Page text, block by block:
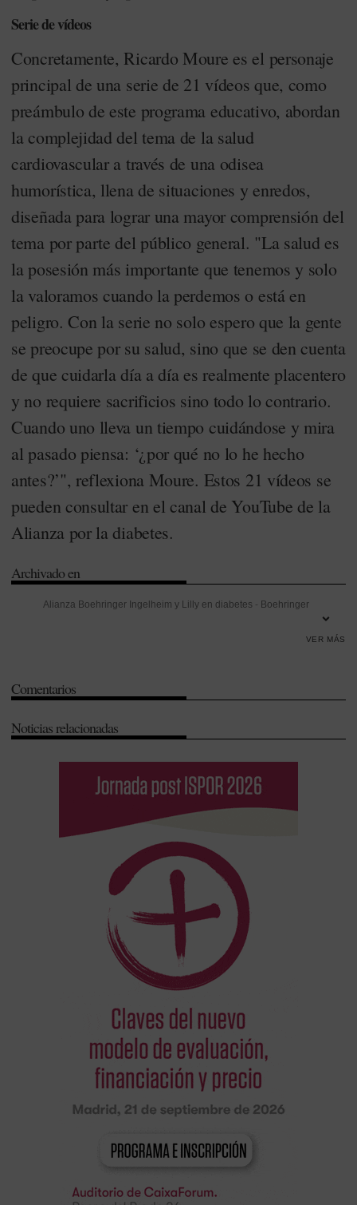
Serie de vídeos
Concretamente, Ricardo Moure es el personaje
principal de una serie de 21 vídeos que, como
preámbulo de este programa educativo, abordan
la complejidad del tema de la salud
cardiovascular a través de una odisea
humorística, llena de situaciones y enredos,
diseñada para lograr una mayor comprensión del
tema por parte del público general. "La salud es
la posesión más importante que tenemos y solo
la valoramos cuando la perdemos o está en
peligro. Con la serie no solo espero que la gente
se preocupe por su salud, sino que se den cuenta
de que cuidarla día a día es realmente placentero
y no requiere sacrificios sino todo lo contrario.
Cuando uno lleva un tiempo cuidándose y mira
al pasado piensa: ‘¿por qué no lo he hecho
antes?’", reflexiona Moure. Estos 21 vídeos se
pueden consultar en el canal de YouTube de la
Alianza por la diabetes.
Archivado en
Alianza Boehringer Ingelheim y Lilly en diabetes - Boehringer
VER MÁS
Comentarios
Noticias relacionadas